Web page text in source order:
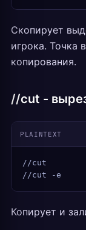
Скопирует
игрока. Точка
копирования.
//cut -
PLAINTEXT
//cut
//cut -e
Копирует и